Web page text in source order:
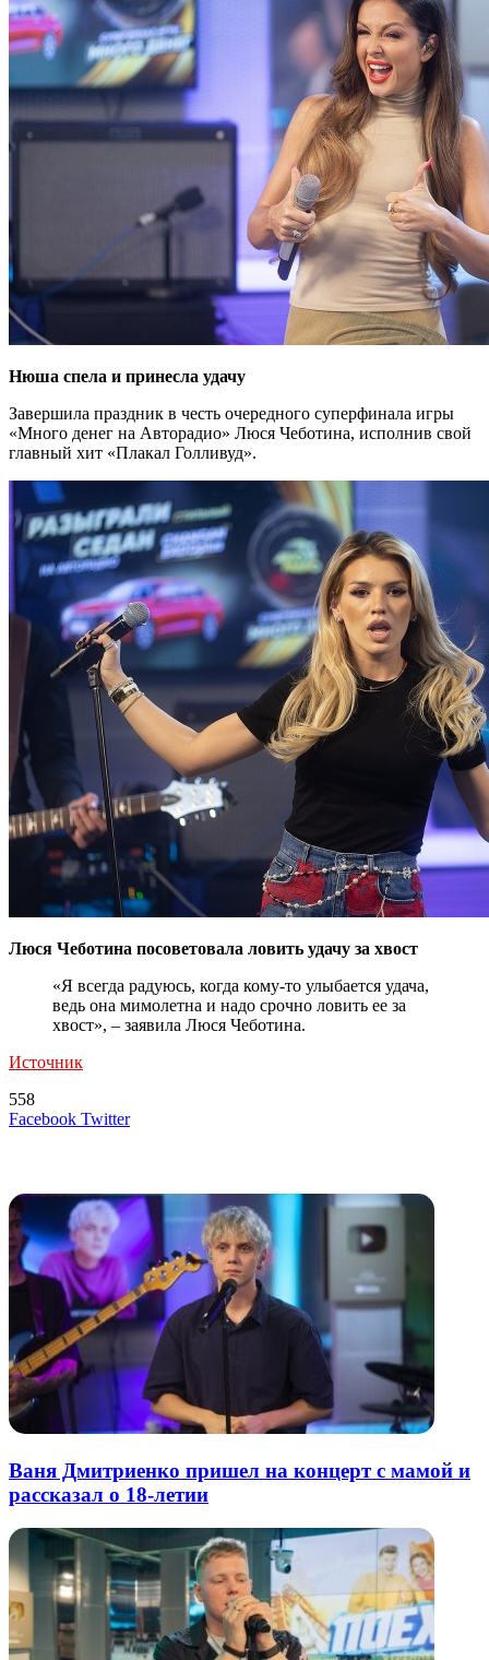
Нюша спела и принесла удачу
Завершила праздник в честь очередного суперфинала игры
«Много денег на Авторадио» Люся Чеботина, исполнив свой
главный хит «Плакал Голливуд».
Люся Чеботина посоветовала ловить удачу за хвост
«Я всегда радуюсь, когда кому-то улыбается удача,
ведь она мимолетна и надо срочно ловить ее за
хвост», – заявила Люся Чеботина.
Источник
558
Facebook TwitterLinkedIn
Tumblr
Reddit
Вконтакте
Одноклассники
Skype
Messenger
Messenger
WhatsApp
Telegram
Viber
Line
Поделиться
Печатать
Ваня Дмитриенко пришел на концерт с мамой и
рассказал о 18-летии